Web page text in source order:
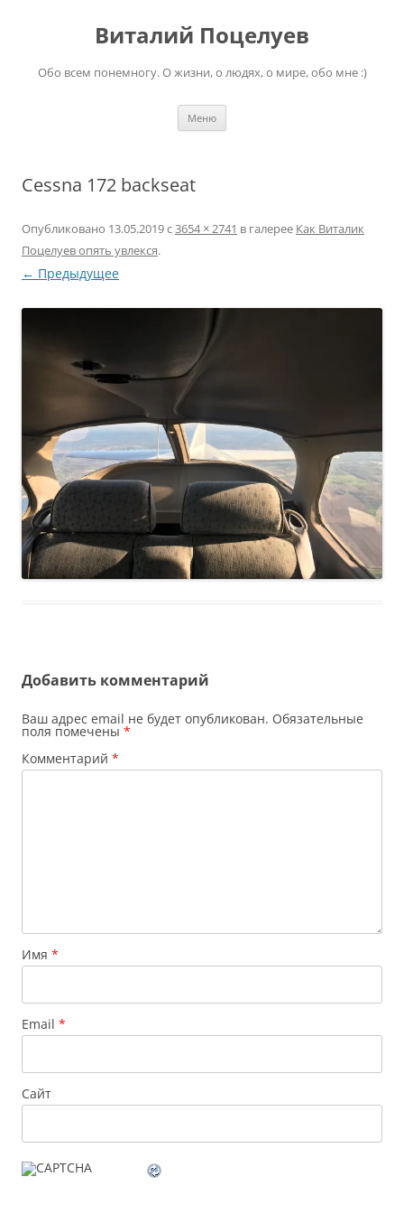
содержимомуВиталий Поцелуев
Обо всем понемногу. О жизни, о людях, о мире, обо мне :)
Меню
Cessna 172 backseat
Опубликовано 13.05.2019с3654 × 2741 в галерее Как Виталик
Поцелуев опять увлекся.
← Предыдущее
Добавить комментарий
Ваш адрес email не будет опубликован. Обязательные
поля помечены *
Комментарий *
Имя *
Email *
Сайт